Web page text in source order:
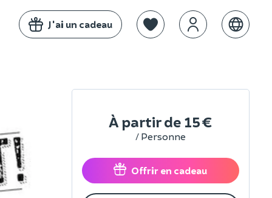
J'ai un cadeau
À partir de 15 €
/ Personne
Offrir en cadeau